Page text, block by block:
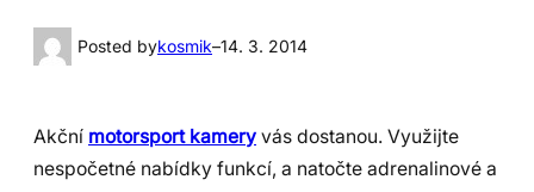
Posted bykosmik–14. 3. 2014
Akční motorsport kamery vás dostanou. Využijte
nespočetné nabídky funkcí, a natočte adrenalinové a